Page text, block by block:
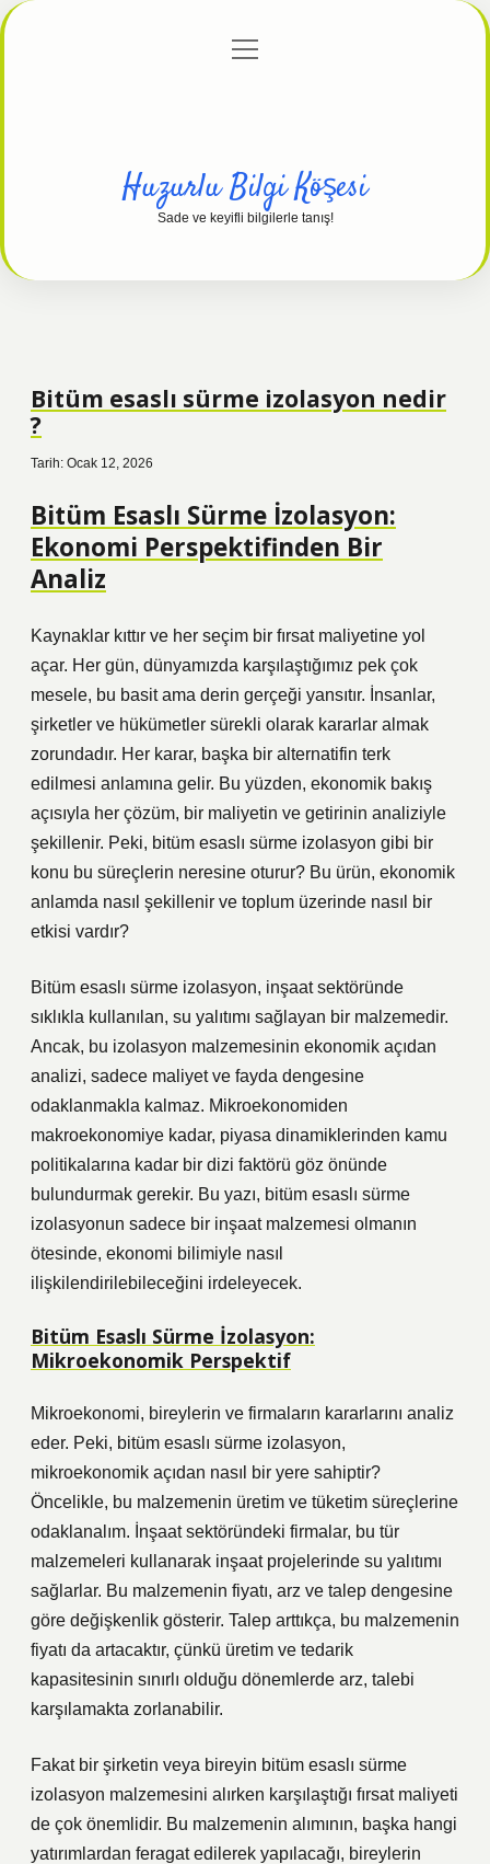
Gizlilik Politikası
menüyü
Huzurlu Bilgi Köşesi
Sade ve keyifli bilgilerle tanış!
Bitüm esaslı sürme izolasyon nedir
?
Tarih: Ocak 12, 2026
Bitüm Esaslı Sürme İzolasyon:
Ekonomi Perspektifinden Bir
Analiz
Kaynaklar kıttır ve her seçim bir fırsat maliyetine yol
açar. Her gün, dünyamızda karşılaştığımız pek çok
mesele, bu basit ama derin gerçeği yansıtır. İnsanlar,
şirketler ve hükümetler sürekli olarak kararlar almak
zorundadır. Her karar, başka bir alternatifin terk
edilmesi anlamına gelir. Bu yüzden, ekonomik bakış
açısıyla her çözüm, bir maliyetin ve getirinin analiziyle
şekillenir. Peki, bitüm esaslı sürme izolasyon gibi bir
konu bu süreçlerin neresine oturur? Bu ürün, ekonomik
anlamda nasıl şekillenir ve toplum üzerinde nasıl bir
etkisi vardır?
Bitüm esaslı sürme izolasyon, inşaat sektöründe
sıklıkla kullanılan, su yalıtımı sağlayan bir malzemedir.
Ancak, bu izolasyon malzemesinin ekonomik açıdan
analizi, sadece maliyet ve fayda dengesine
odaklanmakla kalmaz. Mikroekonomiden
makroekonomiye kadar, piyasa dinamiklerinden kamu
politikalarına kadar bir dizi faktörü göz önünde
bulundurmak gerekir. Bu yazı, bitüm esaslı sürme
izolasyonun sadece bir inşaat malzemesi olmanın
ötesinde, ekonomi bilimiyle nasıl
ilişkilendirilebileceğini irdeleyecek.
Bitüm Esaslı Sürme İzolasyon:
Mikroekonomik Perspektif
Mikroekonomi, bireylerin ve firmaların kararlarını analiz
eder. Peki, bitüm esaslı sürme izolasyon,
mikroekonomik açıdan nasıl bir yere sahiptir?
Öncelikle, bu malzemenin üretim ve tüketim süreçlerine
odaklanalım. İnşaat sektöründeki firmalar, bu tür
malzemeleri kullanarak inşaat projelerinde su yalıtımı
sağlarlar. Bu malzemenin fiyatı, arz ve talep dengesine
göre değişkenlik gösterir. Talep arttıkça, bu malzemenin
fiyatı da artacaktır, çünkü üretim ve tedarik
kapasitesinin sınırlı olduğu dönemlerde arz, talebi
karşılamakta zorlanabilir.
Fakat bir şirketin veya bireyin bitüm esaslı sürme
izolasyon malzemesini alırken karşılaştığı fırsat maliyeti
de çok önemlidir. Bu malzemenin alımının, başka hangi
yatırımlardan feragat edilerek yapılacağı, bireylerin